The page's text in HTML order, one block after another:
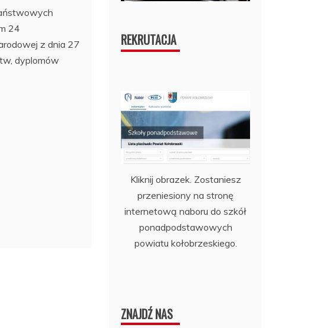
24
z dnia 27
dyplomów
REKRUTACJA
Kliknij obrazek. Zostaniesz
przeniesiony na stronę
internetową naboru do szkół
ponadpodstawowych
powiatu kołobrzeskiego.
ZNAJDŹ NAS